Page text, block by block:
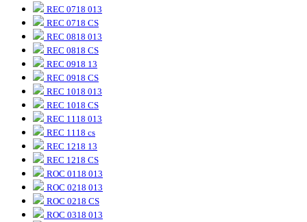
REC 0718 013
REC 0718 CS
REC 0818 013
REC 0818 CS
REC 0918 13
REC 0918 CS
REC 1018 013
REC 1018 CS
REC 1118 013
REC 1118 cs
REC 1218 13
REC 1218 CS
ROC 0118 013
ROC 0218 013
ROC 0218 CS
ROC 0318 013